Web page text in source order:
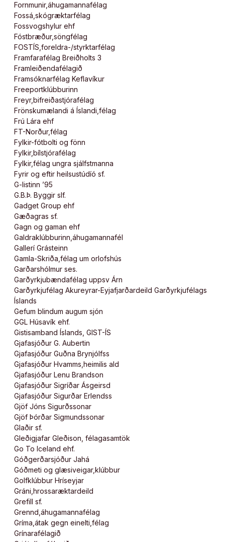
Fornmunir,áhugamannafélag
Fossá,skógræktarfélag
Fossvogshylur ehf
Fóstbræður,söngfélag
FOSTÍS,foreldra-/styrktarfélag
Framfarafélag Breiðholts 3
Framleiðendafélagið
Framsóknarfélag Keflavíkur
Freeportklúbburinn
Freyr,bifreiðastjórafélag
Frönskumælandi á Íslandi,félag
Frú Lára ehf
FT-Norður,félag
Fylkir-fótbolti og fönn
Fylkir,bílstjórafélag
Fylkir,félag ungra sjálfstmanna
Fyrir og eftir heilsustúdíó sf.
G-listinn ’95
G.B.Þ. Byggir slf.
Gadget Group ehf
Gæðagras sf.
Gagn og gaman ehf
Galdraklúbburinn,áhugamannafél
Gallerí Grásteinn
Gamla-Skriða,félag um orlofshús
Garðarshólmur ses.
Garðyrkjubændafélag uppsv Árn
Garðyrkjufélag Akureyrar-Eyjafjarðardeild Garðyrkjufélags
Íslands
Gefum blindum augum sjón
GGL Húsavík ehf.
Gistisamband Íslands, GIST-ÍS
Gjafasjóður G. Aubertin
Gjafasjóður Guðna Brynjólfss
Gjafasjóður Hvamms,heimilis ald
Gjafasjóður Lenu Brandson
Gjafasjóður Sigríðar Ásgeirsd
Gjafasjóður Sigurðar Erlendss
Gjöf Jóns Sigurðssonar
Gjöf Þórðar Sigmundssonar
Glaðir sf.
Gleðigjafar Gleðison, félagasamtök
Go To Iceland ehf.
Góðgerðarsjóður Jahá
Góðmeti og glæsiveigar,klúbbur
Golfklúbbur Hríseyjar
Gráni,hrossaræktardeild
Grefill sf.
Grennd,áhugamannafélag
Gríma,átak gegn einelti,félag
Grínarafélagið